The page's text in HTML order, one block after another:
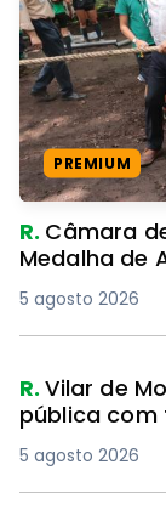
PREMIUM
R. Câmara de
Medalha de
5 agosto 2026
R.Vilar de
pública com
5 agosto 2026